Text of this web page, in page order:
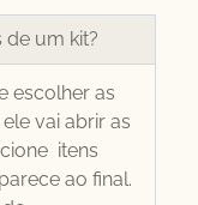
um kit?
escolher as
ele vai abrir as
itens
ao final.